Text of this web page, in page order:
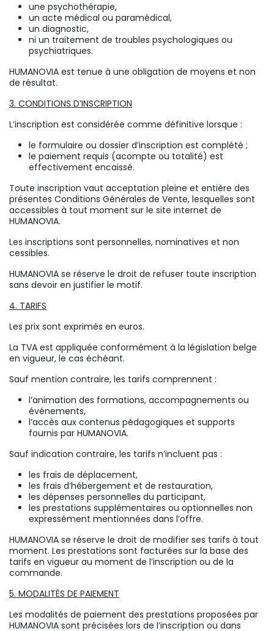
une psychothérapie,
un acte médical ou paramédical,
un diagnostic,
ni un traitement de troubles psychologiques ou
psychiatriques.
HUMANOVIA est tenue à une obligation de moyens et non
de résultat.
3. CONDITIONS D’INSCRIPTION
L’inscription est considérée comme définitive lorsque :
le formulaire ou dossier d’inscription est complété ;
le paiement requis (acompte ou totalité) est
effectivement encaissé.
Toute inscription vaut acceptation pleine et entière des
présentes Conditions Générales de Vente, lesquelles sont
accessibles à tout moment sur le site internet de
HUMANOVIA.
Les inscriptions sont personnelles, nominatives et non
cessibles.
HUMANOVIA se réserve le droit de refuser toute inscription
sans devoir en justifier le motif.
4. TARIFS
Les prix sont exprimés en euros.
La TVA est appliquée conformément à la législation belge
en vigueur, le cas échéant.
Sauf mention contraire, les tarifs comprennent :
l’animation des formations, accompagnements ou
événements,
l’accès aux contenus pédagogiques et supports
fournis par HUMANOVIA.
Sauf indication contraire, les tarifs n’incluent pas :
les frais de déplacement,
les frais d’hébergement et de restauration,
les dépenses personnelles du participant,
les prestations supplémentaires ou optionnelles non
expressément mentionnées dans l’offre.
HUMANOVIA se réserve le droit de modifier ses tarifs à tout
moment. Les prestations sont facturées sur la base des
tarifs en vigueur au moment de l’inscription ou de la
commande.
5. MODALITÉS DE PAIEMENT
Les modalités de paiement des prestations proposées par
HUMANOVIA sont précisées lors de l’inscription ou dans